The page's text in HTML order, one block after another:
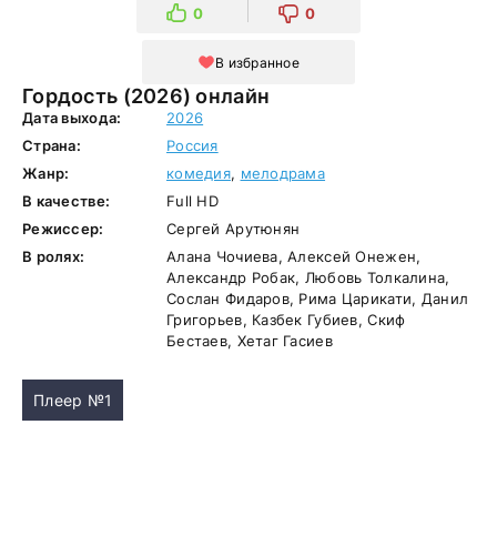
Гордость (2026) онлайн
0 0
В избранное
Дата выхода:
2026
Страна:
Россия
Жанр:
комедия, мелодрама
В качестве:
Full HD
Режиссер:
Сергей Арутюнян
В ролях:
Алана Чочиева, Алексей Онежен,
Александр Робак, Любовь Толкалина,
Сослан Фидаров, Рима Царикати, Данил
Григорьев, Казбек Губиев, Скиф
Бестаев, Хетаг Гасиев
Плеер №1